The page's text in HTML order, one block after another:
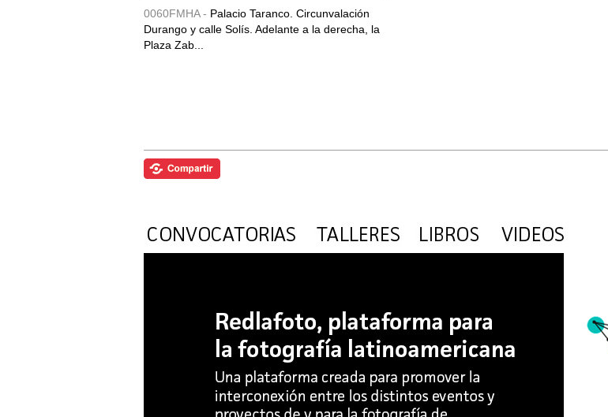
0060FMHA - Palacio Taranco. Circunvalación
Durango y calle Solís. Adelante a la derecha, la
Plaza Zab...